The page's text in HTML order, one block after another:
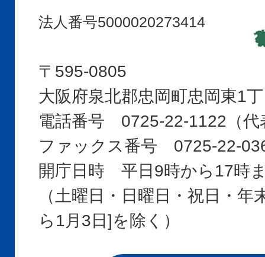
Town
法人番号5000020273414
〒595-0805
大阪府泉北郡忠岡町忠岡東1
電話番号 0725-22-1122（
ファックス番号 0725-22-
開庁日時 平日9時から17時
（土曜日・日曜日・祝日・年
ら1月3日]を除く）